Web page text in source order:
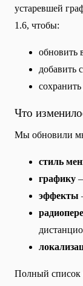
устаревшей
1.6, чтобы:
обновить
добавить
Что
Мы обновили
стиль
графику
эффекты
Полный список